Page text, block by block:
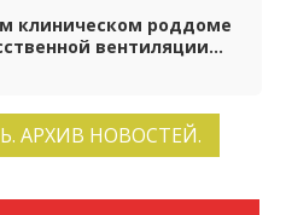
клиническом роддоме
вентиляции
АРХИВ НОВОСТЕЙ.